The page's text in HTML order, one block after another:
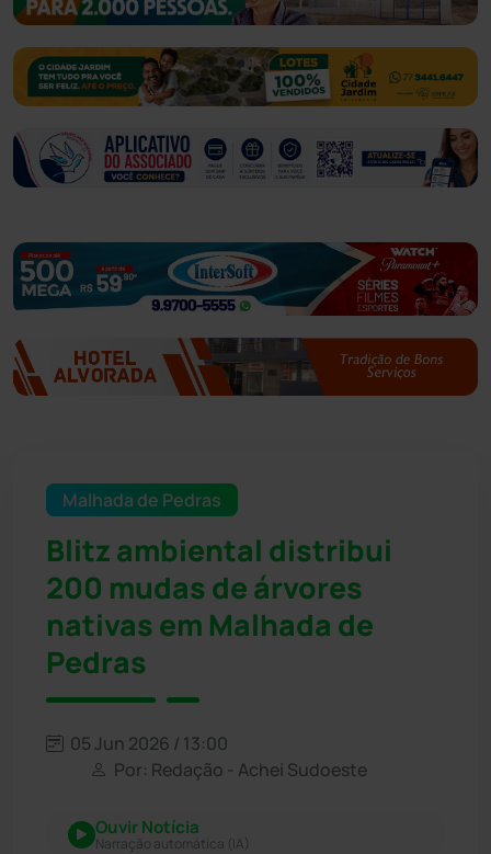
Malhada de Pedras
Blitz ambiental distribui
200 mudas de árvores
nativas em Malhada de
Pedras
05 Jun 2026 / 13:00
Por: Redação - Achei Sudoeste
Ouvir Notícia
Narração automática (IA)